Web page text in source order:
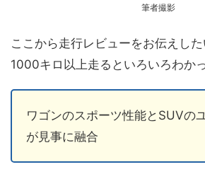
筆者撮影
ここから走行レビューをお伝えした
1000キロ以上走るといろいろわか
ワゴンのスポーツ性能とSUVの
が見事に融合